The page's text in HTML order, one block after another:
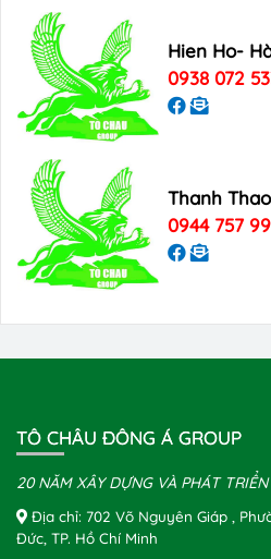
Hien Ho-
0938 072
Thanh
0944 757
TÔ CHÂU ĐÔNG Á GROUP
20 NĂM XÂY DỰNG VÀ PHÁT TRIỂN
Địa chỉ: 702 Võ Nguyên Giáp ,
Đức, TP. Hồ Chí Minh